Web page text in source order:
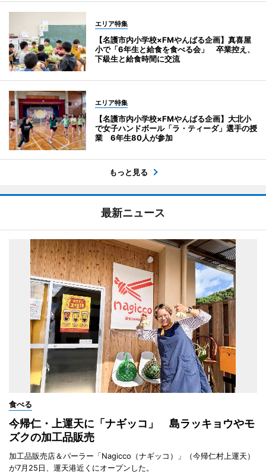
エリア特集
【名護市内小学校×FMやんばる企画】真喜屋
小で「6年生と給食を食べる会」 卒業控え、
下級生と給食時間に交流
エリア特集
【名護市内小学校×FMやんばる企画】大北小
で女子ハンドボール「ラ・ティーダ」選手の授
業 6年生80人が参加
もっと見る
最新ニュース
食べる
今帰仁・上運天に「ナギッコ」 島ラッキョウやモ
ズクの加工品販売
加工品販売店＆パーラー「Nagicco（ナギッコ）」（今帰仁村上運天）
が7月25日、運天港近くにオープンした。